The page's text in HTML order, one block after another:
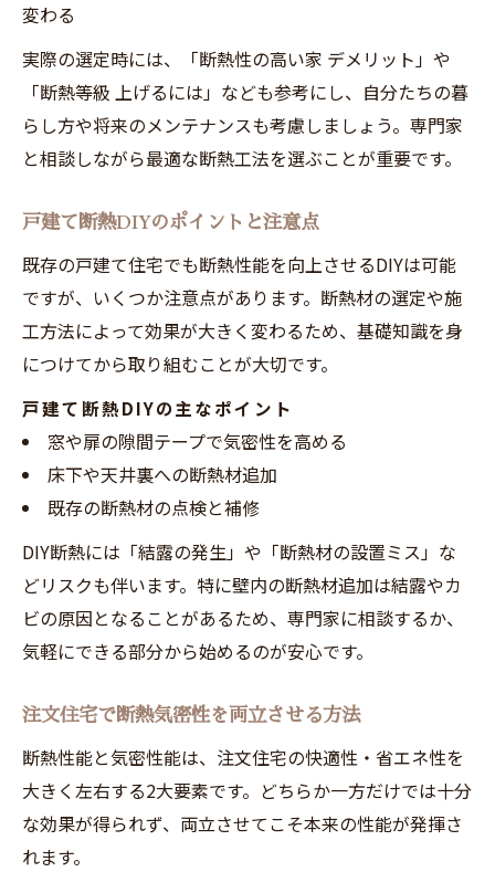
変わる
実際の選定時には、「断熱性の高い家 デメリット」や
「断熱等級 上げるには」なども参考にし、自分たちの暮
らし方や将来のメンテナンスも考慮しましょう。専門家
と相談しながら最適な断熱工法を選ぶことが重要です。
戸建て断熱DIYのポイントと注意点
既存の戸建て住宅でも断熱性能を向上させるDIYは可能
ですが、いくつか注意点があります。断熱材の選定や施
工方法によって効果が大きく変わるため、基礎知識を身
につけてから取り組むことが大切です。
戸建て断熱DIYの主なポイント
窓や扉の隙間テープで気密性を高める
床下や天井裏への断熱材追加
既存の断熱材の点検と補修
DIY断熱には「結露の発生」や「断熱材の設置ミス」な
どリスクも伴います。特に壁内の断熱材追加は結露やカ
ビの原因となることがあるため、専門家に相談するか、
気軽にできる部分から始めるのが安心です。
注文住宅で断熱気密性を両立させる方法
断熱性能と気密性能は、注文住宅の快適性・省エネ性を
大きく左右する2大要素です。どちらか一方だけでは十分
な効果が得られず、両立させてこそ本来の性能が発揮さ
れます。